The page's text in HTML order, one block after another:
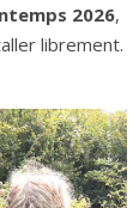
mps 2026,
librement.